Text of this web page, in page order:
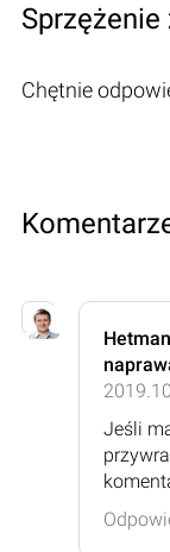
Chętnie
Jeśli